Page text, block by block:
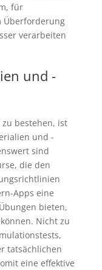
für
Überforderung
verarbeiten
und -
bestehen, ist
und -
sind
die den
Apps eine
bieten,
Nicht zu
tatsächlichen
eine effektive